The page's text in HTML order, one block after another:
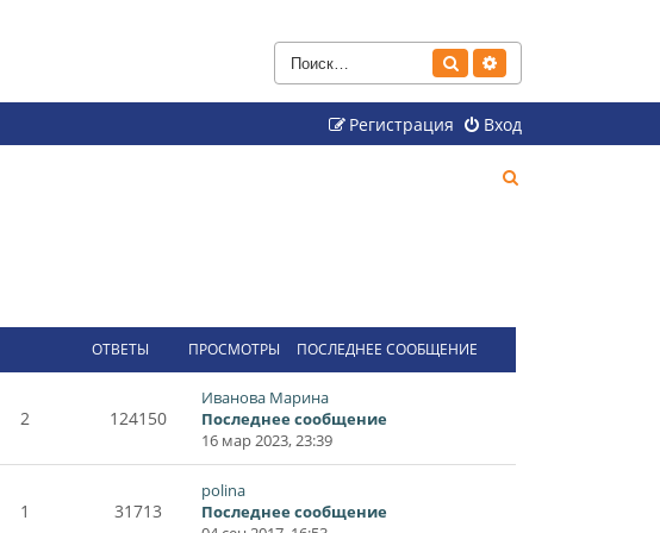
Поиск
Вход
Регистрация
ОТВЕТЫ ПРОСМОТРЫ ПОСЛЕДНЕЕ СООБЩЕНИЕ
2 124150
Иванова Марина
Последнее сообщение
16 мар 2023, 23:39
1 31713
polina
Последнее сообщение